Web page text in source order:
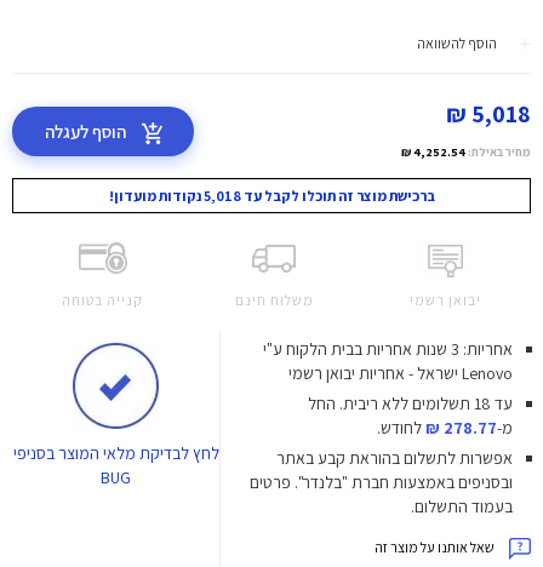
הוסף להשוואה
5,018 ₪
מחיר באילת: 4,252.54 ₪
הוסף לעגלה
ברכישת מוצר זה תוכלו לקבל עד 5,018 נקודות מועדון!
יבואן רשמי משלוח חינם קנייה בטוחה
אחריות: 3 שנות אחריות בבית הלקוח ע"י
Lenovo ישראל - אחריות יבואן רשמי
עד 18 תשלומים ללא ריבית.
החל
מ-278.77 ₪
לחודש.
אפשרות לתשלום בהוראת קבע באתר
ובסניפים באמצעות חברת "בלנדר". פרטים
בעמוד התשלום.
שאל אותנו על מוצר זה
לחץלבדיקת מלאי המוצר בסניפי
BUG